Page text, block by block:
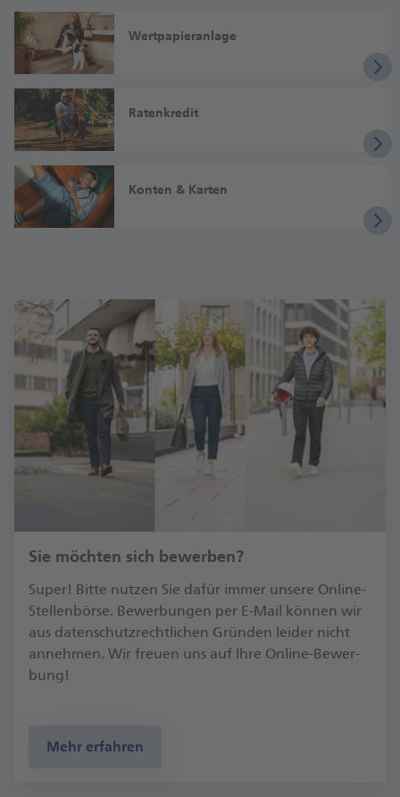
Wertpapieranlage
Ratenkredit
Konten & Karten
Sie möchten sich bewerben?
Su­per! Bit­te nut­zen Sie da­für im­mer un­se­re On­line-
Stel­len­bör­se. Be­wer­bun­gen per E-Mail kön­nen wir
aus da­ten­schutz­recht­li­chen Grün­den lei­der nicht
an­neh­men. Wir freu­en uns auf Ih­re On­line-Be­wer­
bung!
Mehr erfahren